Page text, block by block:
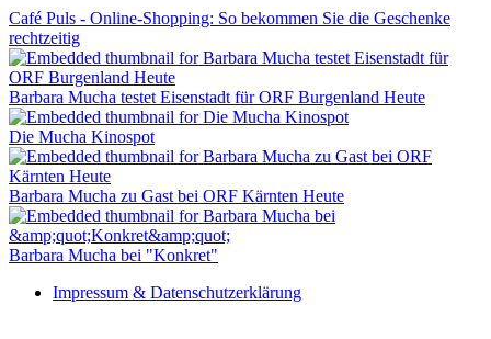
Café Puls - Online-Shopping: So bekommen Sie die Geschenke
rechtzeitig
Barbara Mucha testet Eisenstadt für ORF Burgenland Heute
Die Mucha Kinospot
Barbara Mucha zu Gast bei ORF Kärnten Heute
Barbara Mucha bei "Konkret"
Impressum & Datenschutzerklärung